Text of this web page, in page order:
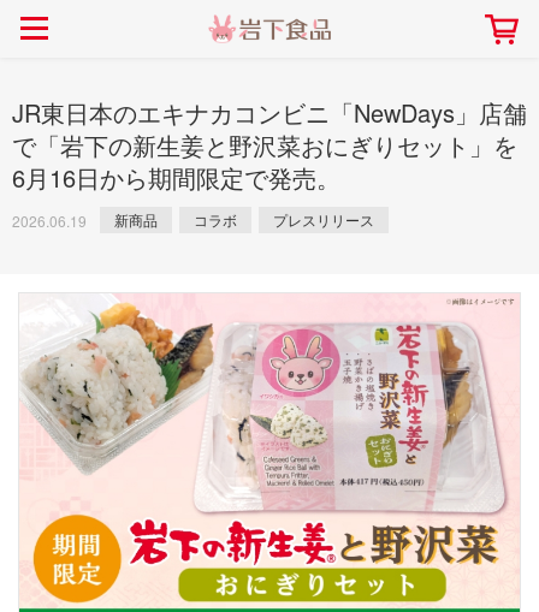
採用情報 本社所在地
> 新商品
> イベント
> コラボ
> ミュージアム
> イワシカちゃん
> オンラインショップ
> メディア掲載
【7月1日～8月30日】夏イベン
ジアム
2026.07.01
> 生姜
> らっきょう
> オリーブ
> その他
> らっきょうレシピ
> オリーブレシピ
> その他のレシピ
社長おすすめ！岩下の新生姜と
岩下の新生姜について 岩下のらっきょうにつ
岩下の新生姜万年筆インク 書く描くコンテ
岩下の新生姜Sing＆
～ニュージンジャーイ
JR東日本のエキナカコンビニ「NewDays」店舗
で「岩下の新生姜と野沢菜おにぎりセット」を
6月16日から期間限定で発売。
2026.06.19 新商品 コラボ プレスリリース